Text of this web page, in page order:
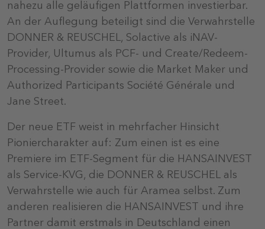
nahezu alle geläufigen Plattformen investierbar.
An der Auflegung beteiligt sind die Verwahrstelle
DONNER & REUSCHEL, Solactive als iNAV-
Provider, Ultumus als PCF- und Create/Redeem-
Processing-Provider sowie die Market Maker und
Authorized Participants Société Générale und
Jane Street.
Der neue ETF weist in mehrfacher Hinsicht
Pioniercharakter auf: Zum einen ist es eine
Premiere im ETF-Segment für die HANSAINVEST
als Service-KVG, die DONNER & REUSCHEL als
Verwahrstelle wie auch für Aramea selbst. Zum
anderen realisieren die HANSAINVEST und ihre
Partner damit erstmals in Deutschland einen